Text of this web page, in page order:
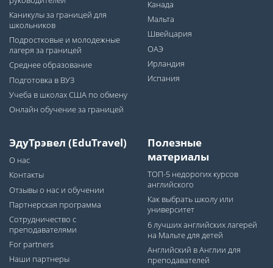
Каникулы за границей для
школьников
Подростковые и молодежные
лагеря за границей
Среднее образование
Подготовка в ВУЗ
Учеба в школах США по обмену
Онлайн обучение за границей
Канада
Мальта
Швейцария
ОАЭ
Ирландия
Испания
ЭдуТрэвел (EduTravel)
О нас
Контакты
Отзывы о нас и обучении
Партнерская программа
Сотрудничество с
преподавателями
For partners
Наши партнеры
Полезные
материалы
ТОП-5 недорогих курсов
английского
Как выбрать школу или
университет
6 лучших английских лагерей
на Мальте для детей
Английский в Англии для
преподавателей